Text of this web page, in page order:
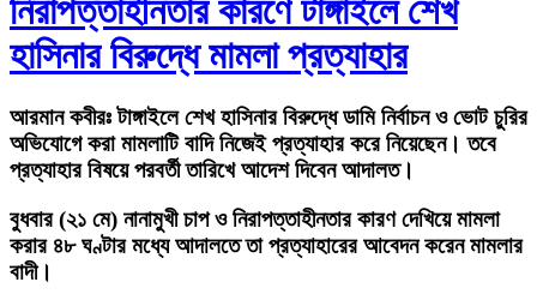
নিরাপত্তাহীনতার কারণে টাঙ্গাইলে শেখ
হাসিনার বিরুদ্ধে মামলা প্রত্যাহার
আরমান কবীরঃটাঙ্গাইলে শেখ হাসিনার বিরুদ্ধে ডামি নির্বাচন ও ভোট চুরির
অভিযোগে করা মামলাটি বাদি নিজেই প্রত্যাহার করে নিয়েছেন। তবে
প্রত্যাহার বিষয়ে পরবর্তী তারিখে আদেশ দিবেন আদালত।
বুধবার (২১ মে) নানামুখী চাপ ও নিরাপত্তাহীনতার কারণ দেখিয়ে মামলা
করার ৪৮ ঘণ্টার মধ্যে আদালতে তা প্রত্যাহারের আবেদন করেন মামলার
বাদী।